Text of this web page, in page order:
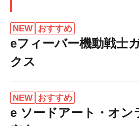
NEW おすすめ
eフィーバー機動戦士
クス
NEW おすすめ
e ソードアート・オ